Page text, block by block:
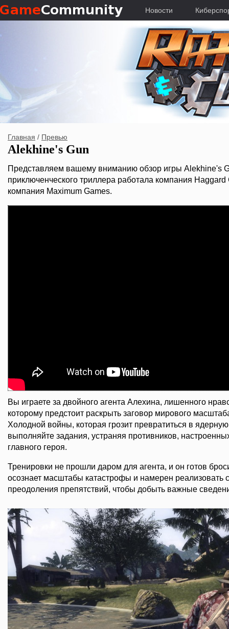
Новости
Главная / Превью
Alekhine's Gun
Представляем вашему вниманию обзор игры Alekhine's
приключенческого триллера работала компания Haggard
компания Maximum Games.
Вы играете за двойного агента Алехина, лишенного
которому предстоит раскрыть заговор мирового
Холодной войны, которая грозит превратиться в ядерную
выполняйте задания, устраняя противников,
главного героя.
Тренировки не прошли даром для агента, и он готов
осознает масштабы катастрофы и намерен реализовать
преодоления препятствий, чтобы добыть важные